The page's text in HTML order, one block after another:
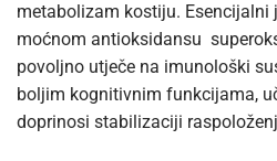
metabolizam kostiju. Esencijalni
moćnom antioksidansu
povoljno utječe na imunološki
boljim kognitivnim funkcijama,
doprinosi stabilizaciji